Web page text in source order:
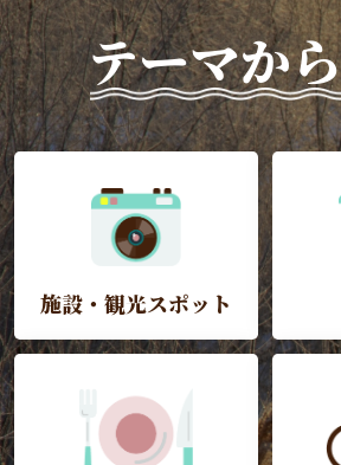
テーマか
施設・観光スポット